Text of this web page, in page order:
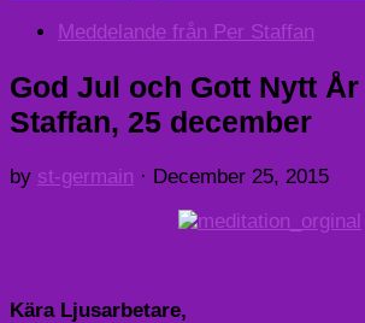
Meddelande från Per Staffan
God Jul och Gott Nytt
Staffan, 25 december
by st-germain · December 25, 2015
Kära Ljusarbetare,